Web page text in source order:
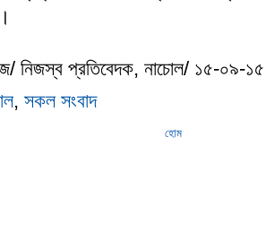
নিজস্ব প্রতিবেদক, নাচোল/ ১৫-০৯-১৫
, সকল সংবাদ
হোম